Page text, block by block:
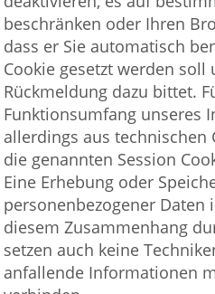
beschränken oder Ihren
dass er Sie automatisch
Cookie gesetzt werden soll
Rückmeldung dazu bittet.
Funktionsumfang unseres
allerdings aus
die genannten Session
Eine Erhebung oder
personenbezogener Daten
diesem Zusammenhang
setzen auch keine
anfallende Informationen